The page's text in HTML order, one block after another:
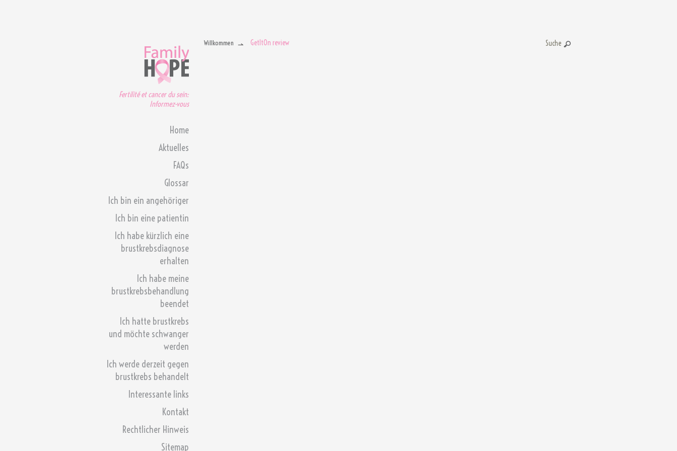
Fertilité et cancer du sein:
Informez-vous
Home
Aktuelles
FAQs
Glossar
Ich bin ein angehöriger
Ich bin eine patientin
Ich habe kürzlich eine
brustkrebsdiagnose
erhalten
Ich habe meine
brustkrebsbehandlung
beendet
Ich hatte brustkrebs
und möchte schwanger
werden
Ich werde derzeit gegen
brustkrebs behandelt
Interessante links
Kontakt
Rechtlicher Hinweis
Sitemap
Willkommen GetItOn review Suche: